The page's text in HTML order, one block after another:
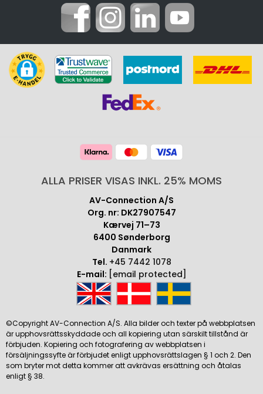
ALLA PRISER VISAS INKL. 25% MOMS
AV-Connection A/S
Org. nr: DK27907547
Kærvej 71–73
6400 Sønderborg
Danmark
Tel. +45 7442 1078
E-mail: [email protected]
©Copyright AV-Connection A/S. Alla bilder och texter på webbplatsen
är upphovsrättsskyddade och all kopiering utan särskilt tillstånd är
förbjuden. Kopiering och fotografering av webbplatsen i
försäljningssyfte är förbjudet enligt upphovsrättslagen § 1 och 2. Den
som bryter mot detta kommer att avkrävas ersättning och åtalas
enligt § 38.